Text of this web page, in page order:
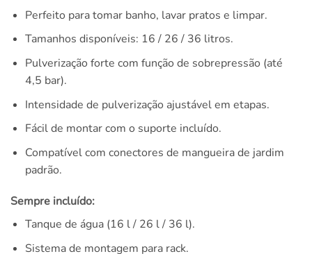
Perfeito para tomar banho, lavar pratos e limpar.
Tamanhos disponíveis: 16 / 26 / 36 litros.
Pulverização forte com função de sobrepressão (até
4,5 bar).
Intensidade de pulverização ajustável em etapas.
Fácil de montar com o suporte incluído.
Compatível com conectores de mangueira de jardim
padrão.
Sempre incluído:
Tanque de água (16 l / 26 l / 36 l).
Sistema de montagem para rack.